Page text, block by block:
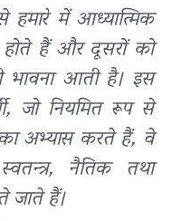
में आध्यात्मिक
हैं और दूसरों को
भावना आती है। इस
जो नियमित रूप से
का अभ्यास करते हैं, वे
नैतिक तथा
जाते हैं।